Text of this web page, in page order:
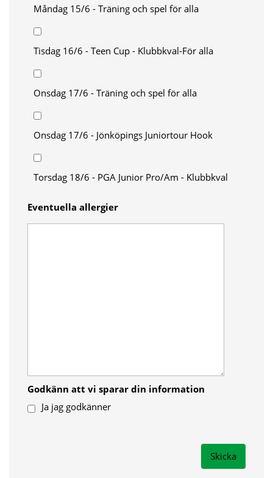
Måndag 15/6 - Träning och spel för alla
Tisdag 16/6 - Teen Cup - Klubbkval-För alla
Onsdag 17/6 - Träning och spel för alla
Onsdag 17/6 - Jönköpings Juniortour Hook
Torsdag 18/6 - PGA Junior Pro/Am - Klubbkval
Eventuella allergier
Godkänn att vi sparar din information
Ja jag godkänner